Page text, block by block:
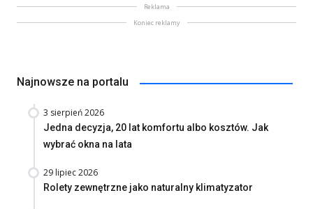
Reklama
Koniec reklamy
Najnowsze na portalu
3 sierpień 2026
Jedna decyzja, 20 lat komfortu albo kosztów. Jak
wybrać okna na lata
29 lipiec 2026
Rolety zewnętrzne jako naturalny klimatyzator